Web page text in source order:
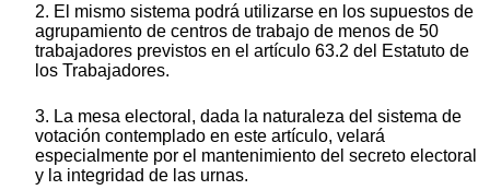
2. El mismo sistema podrá utilizarse en los supuestos de
agrupamiento de centros de trabajo de menos de 50
trabajadores previstos en el artículo 63.2 del Estatuto de
los Trabajadores.
3. La mesa electoral, dada la naturaleza del sistema de
votación contemplado en este artículo, velará
especialmente por el mantenimiento del secreto electoral
y la integridad de las urnas.